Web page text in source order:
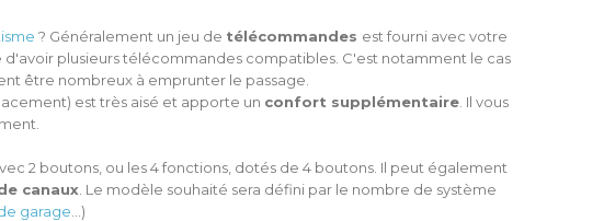
? Généralement un jeu de télécommandes est fourni avec votre
plusieurs télécommandes compatibles. C'est notamment le cas
être nombreux à emprunter le passage.
est très aisé et apporte un confort supplémentaire . Il vous
2 boutons, ou les 4 fonctions, dotés de 4 boutons. Il peut également
canaux . Le modèle souhaité sera défini par le nombre de système
garage …)